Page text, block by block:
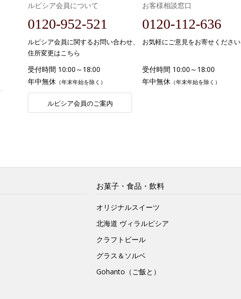
ルピシア会員について
0120-952-521
ルピシア会員に関するお問い合わせ、
住所変更はこちら
受付時間 10:00～18:00
年中無休 （年末年始を除く）
ルピシア会員のご案内
お客様相談窓口
0120-112-636
お気軽にご意見をお寄せください
受付時間 10:00～18:00
年中無休 （年末年始を除く）
お菓子・食品・飲料
オリジナルスイーツ
北海道 ヴィラルピシア
クラフトビール
グラス＆ソルベ
Gohanto（ご飯と）